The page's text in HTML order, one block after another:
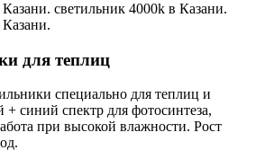
светильник 4000k в Казани.
.
для теплиц
специально для теплиц и
синий спектр для фотосинтеза,
при высокой влажности. Рост